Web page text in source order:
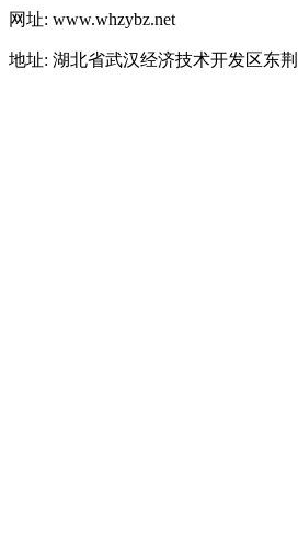
网址: www.whzybz.net
地址: 湖北省武汉经济技术开发区东